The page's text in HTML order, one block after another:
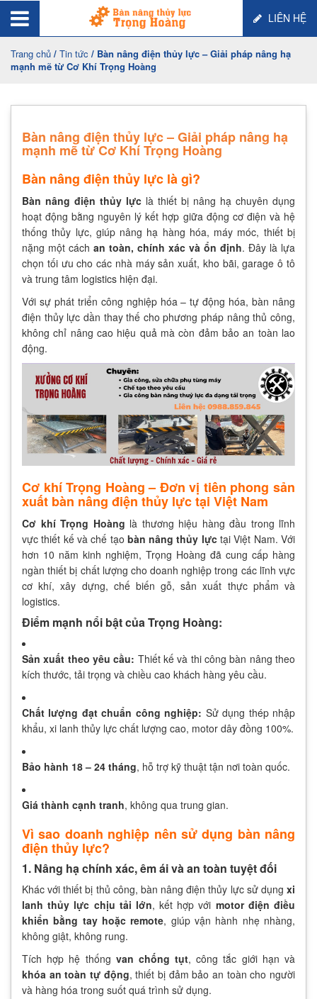
LIÊN HỆ
Trang chủ / Tin tức / Bàn nâng điện thủy lực – Giải pháp nâng hạ
mạnh mẽ từ Cơ Khí Trọng Hoàng
Bàn nâng điện thủy lực – Giải pháp nâng hạ
mạnh mẽ từ Cơ Khí Trọng Hoàng
Bàn nâng điện thủy lực là gì?
Bàn nâng điện thủy lực là thiết bị nâng hạ chuyên dụng
hoạt động bằng nguyên lý kết hợp giữa động cơ điện và hệ
thống thủy lực, giúp nâng hạ hàng hóa, máy móc, thiết bị
nặng một cách an toàn, chính xác và ổn định. Đây là lựa
chọn tối ưu cho các nhà máy sản xuất, kho bãi, garage ô tô
và trung tâm logistics hiện đại.
Với sự phát triển công nghiệp hóa – tự động hóa, bàn nâng
điện thủy lực dần thay thế cho phương pháp nâng thủ công,
không chỉ nâng cao hiệu quả mà còn đảm bảo an toàn lao
động.
Cơ khí Trọng Hoàng – Đơn vị tiên phong sản
xuất bàn nâng điện thủy lực tại Việt Nam
Cơ khí Trọng Hoàng là thương hiệu hàng đầu trong lĩnh
vực thiết kế và chế tạo bàn nâng thủy lựctại Việt Nam. Với
hơn 10 năm kinh nghiệm, Trọng Hoàng đã cung cấp hàng
ngàn thiết bị chất lượng cho doanh nghiệp trong các lĩnh vực
cơ khí, xây dựng, chế biến gỗ, sản xuất thực phẩm và
logistics.
Điểm mạnh nổi bật của Trọng Hoàng:
Sản xuất theo yêu cầu: Thiết kế và thi công bàn nâng theo
kích thước, tải trọng và chiều cao khách hàng yêu cầu.
Chất lượng đạt chuẩn công nghiệp: Sử dụng thép nhập
khẩu, xi lanh thủy lực chất lượng cao, motor dây đồng 100%.
Bảo hành 18 – 24 tháng, hỗ trợ kỹ thuật tận nơi toàn quốc.
Giá thành cạnh tranh, không qua trung gian.
Vì sao doanh nghiệp nên sử dụng bàn nâng
điện thủy lực?
1. Nâng hạ chính xác, êm ái và an toàn tuyệt đối
Khác với thiết bị thủ công, bàn nâng điện thủy lực sử dụng xi
lanh thủy lực chịu tải lớn, kết hợp với motor điện điều
khiển bằng tay hoặc remote, giúp vận hành nhẹ nhàng,
không giật, không rung.
Tích hợp hệ thống van chống tụt, công tắc giới hạn và
khóa an toàn tự động, thiết bị đảm bảo an toàn cho người
và hàng hóa trong suốt quá trình sử dụng.